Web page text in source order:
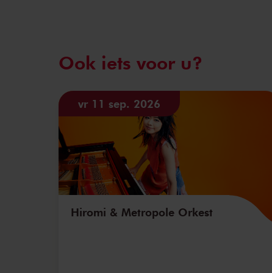
Ook iets voor u?
vr 11 sep. 2026
Hiromi & Metropole Orkest